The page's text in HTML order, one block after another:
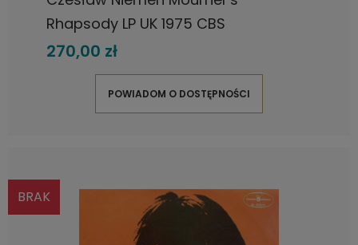
Rhapsody LP UK 1975 CBS
270,00 zł
POWIADOM O DOSTĘPNOŚCI
BRAK